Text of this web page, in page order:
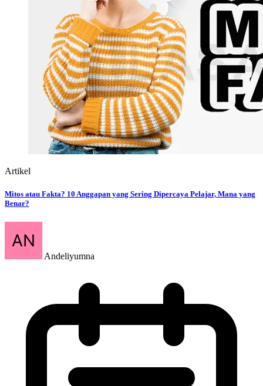
Artikel
Mitos atau Fakta? 10 Anggapan yang Sering Dipercaya Pelajar, Mana yang
Benar?
Andeliyumna